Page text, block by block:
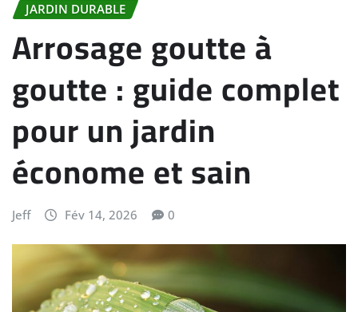
JARDIN DURABLE
Arrosage goutte à
goutte : guide complet
pour un jardin
économe et sain
Jeff Fév 14, 2026 0